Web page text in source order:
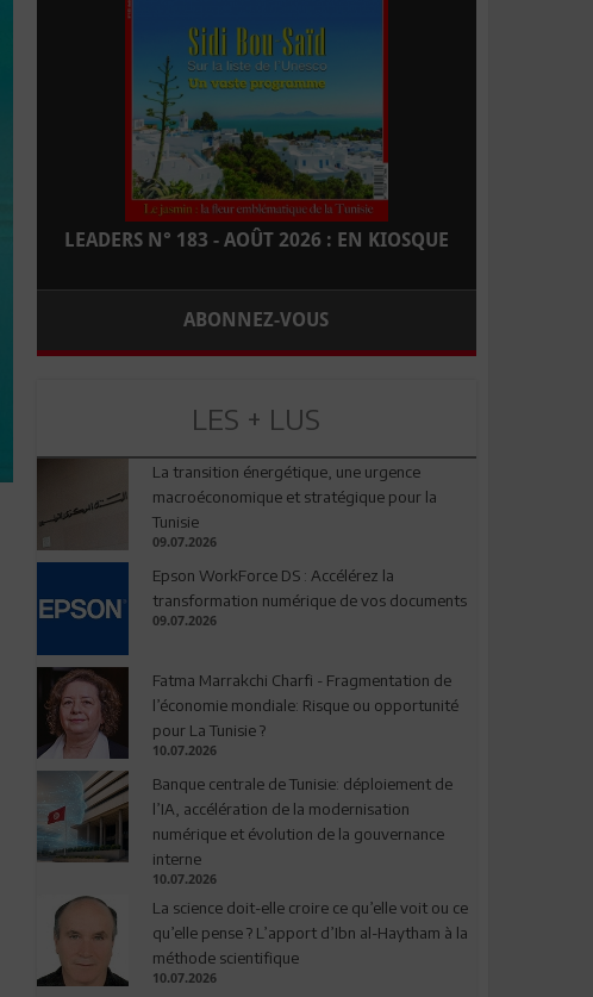
LEADERS N° 183 - AOÛT 2026 : EN KIOSQUE
ABONNEZ-VOUS
LES + LUS
La transition énergétique, une urgence
macroéconomique et stratégique pour la
Tunisie
09.07.2026
Epson WorkForce DS : Accélérez la
transformation numérique de vos documents
09.07.2026
Fatma Marrakchi Charfi - Fragmentation de
l’économie mondiale: Risque ou opportunité
pour La Tunisie ?
10.07.2026
Banque centrale de Tunisie: déploiement de
l’IA, accélération de la modernisation
numérique et évolution de la gouvernance
interne
10.07.2026
La science doit-elle croire ce qu’elle voit ou ce
qu’elle pense ? L’apport d’Ibn al-Haytham à la
méthode scientifique
10.07.2026